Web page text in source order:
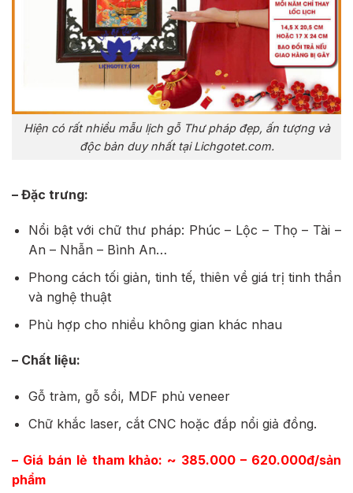
Hiện có rất nhiều mẫu lịch gỗ Thư pháp đẹp, ấn tượng và
độc bản duy nhất tại Lichgotet.com.
– Đặc trưng:
Nổi bật với chữ thư pháp: Phúc – Lộc – Thọ – Tài –
An – Nhẫn – Bình An…
Phong cách tối giản, tinh tế, thiên về giá trị tinh thần
và nghệ thuật
Phù hợp cho nhiều không gian khác nhau
– Chất liệu:
Gỗ tràm, gỗ sồi, MDF phủ veneer
Chữ khắc laser, cắt CNC hoặc đắp nổi giả đồng.
– Giá bán lẻ tham khảo: ~ 385.000 – 620.000đ/sản
phẩm